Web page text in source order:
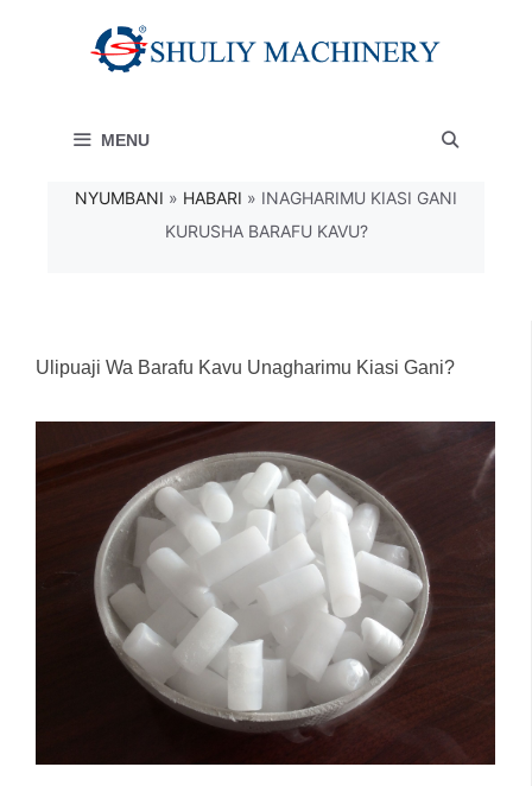
MENU
NYUMBANI » HABARI » INAGHARIMU KIASI GANI
KURUSHA BARAFU KAVU?
Ulipuaji Wa Barafu Kavu Unagharimu Kiasi Gani?